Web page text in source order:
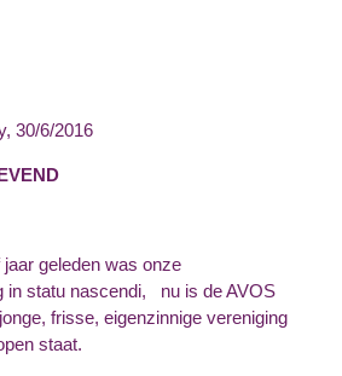
6/2016
geleden was onze
in statu nascendi, nu is de AVOS
frisse, eigenzinnige vereniging
staat.